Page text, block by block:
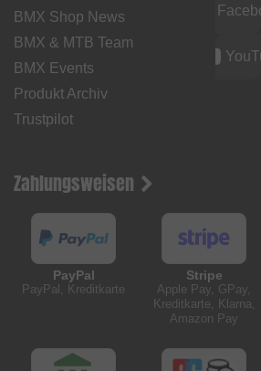
BMX Shop News
BMX & MTB Team
BMX Events
Produkt Archiv
Trustpilot
Zahlungsweisen
PayPal
PayPal, Kreditkarte
Stripe
Apple Pay, GPay,
Kreditkarte, Klarna,
Amazon Pay